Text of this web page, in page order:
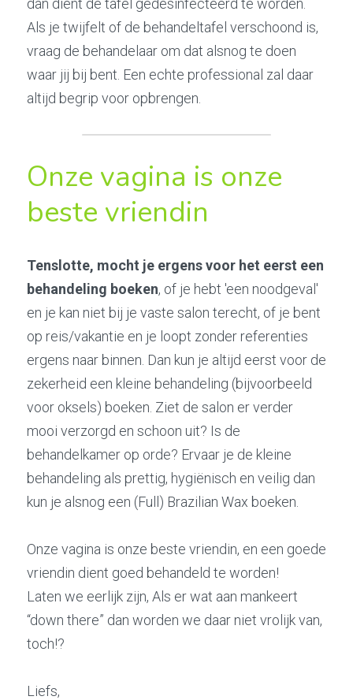
dan dient de tafel gedesinfecteerd te worden.
Als je twijfelt of de behandeltafel verschoond is,
vraag de behandelaar om dat alsnog te doen
waar jij bij bent. Een echte professional zal daar
altijd begrip voor opbrengen.
Onze vagina is onze
beste vriendin
Tenslotte, mocht je ergens voor het eerst een
behandeling boeken, of je hebt 'een noodgeval'
en je kan niet bij je vaste salon terecht, of je bent
op reis/vakantie en je loopt zonder referenties
ergens naar binnen. Dan kun je altijd eerst voor de
zekerheid een kleine behandeling (bijvoorbeeld
voor oksels) boeken. Ziet de salon er verder
mooi verzorgd en schoon uit? Is de
behandelkamer op orde? Ervaar je de kleine
behandeling als prettig, hygiënisch en veilig dan
kun je alsnog een (Full) Brazilian Wax boeken.
Onze vagina is onze beste vriendin, en een goede
vriendin dient goed behandeld te worden!
Laten we eerlijk zijn, Als er wat aan mankeert
“down there” dan worden we daar niet vrolijk van,
toch!?
Liefs,